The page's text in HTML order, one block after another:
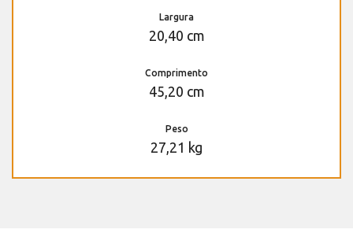
Largura
20,40 cm
Comprimento
45,20 cm
Peso
27,21 kg